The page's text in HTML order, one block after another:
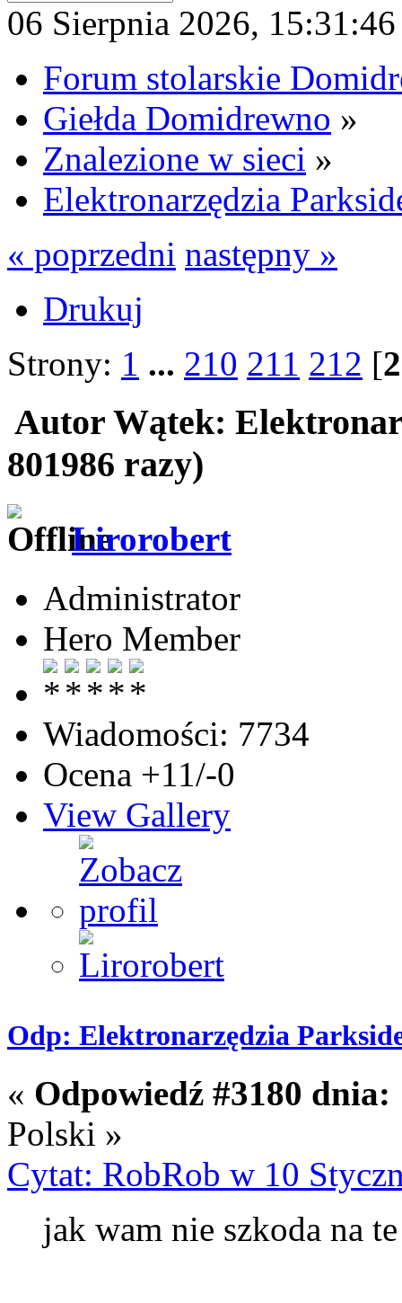
06 Sierpnia 2026,
Forum stolarskie
Giełda Domidrewno »
Znalezione w sieci »
Elektronarzędzia
« poprzedni następny »
Drukuj
Strony: 1 ... 210 211 212 [
Autor Wątek:
801986 razy)
Lirorobert
Administrator
Hero Member
Wiadomości: 7734
Ocena +11/-0
View Gallery
Odp: Elektronarzędzia
« Odpowiedź #3180 dnia:
Polski »
Cytat: RobRob w 10
jak wam nie szkoda na